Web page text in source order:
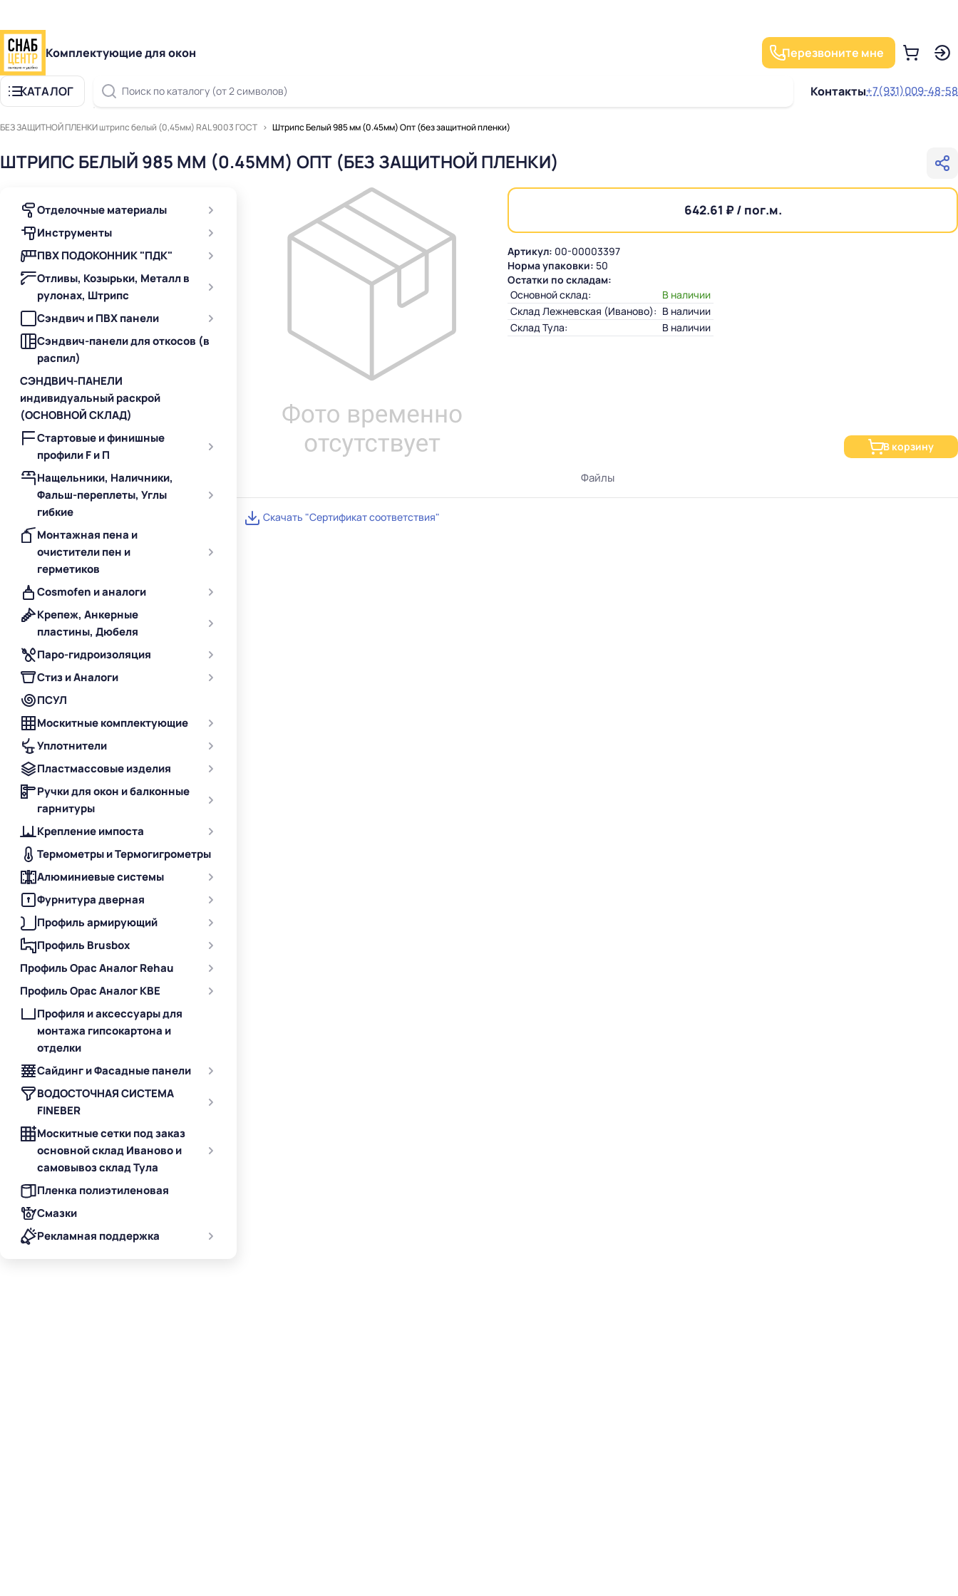
Комплектующие для окон Перезвоните мне
КАТАЛОГ Поиск по каталогу (от 2 символов) Контакты+7(931)009-48-58
БЕЗ ЗАЩИТНОЙ ПЛЕНКИ штрипс белый (0,45мм) RAL 9003 ГОСТ Штрипс Белый 985 мм (0.45мм) Опт (без защитной пленки)
ШТРИПС БЕЛЫЙ 985 ММ (0.45ММ) ОПТ (БЕЗ ЗАЩИТНОЙ ПЛЕНКИ)
Отделочные материалы
Инструменты
ПВХ ПОДОКОННИК "ПДК"
Отливы, Козырьки, Металл в
рулонах, Штрипс
Сэндвич и ПВХ панели
Сэндвич-панели для откосов (в
распил)
СЭНДВИЧ-ПАНЕЛИ
индивидуальный раскрой
(ОСНОВНОЙ СКЛАД)
Стартовые и финишные
профили F и П
Нащельники, Наличники,
Фальш-переплеты, Углы
гибкие
Монтажная пена и
очистители пен и
герметиков
Cosmofen и аналоги
Крепеж, Анкерные
пластины, Дюбеля
Паро-гидроизоляция
Стиз и Аналоги
ПСУЛ
Москитные комплектующие
Уплотнители
Пластмассовые изделия
Ручки для окон и балконные
гарнитуры
Крепление импоста
Термометры и Термогигрометры
Алюминиевые системы
Фурнитура дверная
Профиль армирующий
Профиль Brusbox
Профиль Орас Аналог Rehau
Профиль Орас Аналог KBE
Профиля и аксессуары для
монтажа гипсокартона и
отделки
Сайдинг и Фасадные панели
ВОДОСТОЧНАЯ СИСТЕМА
FINEBER
Москитные сетки под заказ
основной склад Иваново и
самовывоз склад Тула
Пленка полиэтиленовая
Смазки
Рекламная поддержка
642.61 ₽ / пог.м.
Артикул: 00-00003397
Норма упаковки: 50
Остатки по складам:
Основной склад:
В наличии
Склад Лежневская (Иваново): В наличии
Склад Тула:
В наличии
В корзину
Файлы
Скачать "Сертификат соответствия"